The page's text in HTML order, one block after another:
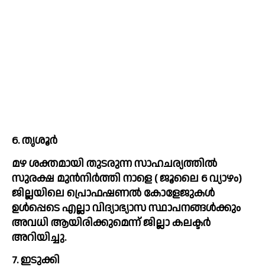
6. തൃശൂർ
മഴ ശക്തമായി തുടരുന്ന സാഹചര്യത്തില്‍
സുരക്ഷ മുന്‍നിര്‍ത്തി നാളെ ( ജൂലൈ 6 വ്യാഴം)
ജില്ലയിലെ പ്രൊഫഷണല്‍ കോളേജുകള്‍
ഉള്‍പ്പെടെ എല്ലാ വിദ്യാഭ്യാസ സ്ഥാപനങ്ങള്‍ക്കും
അവധി ആയിരിക്കുമെന്ന് ജില്ലാ കലക്ടര്‍
അറിയിച്ചു.
7. ഇടുക്കി